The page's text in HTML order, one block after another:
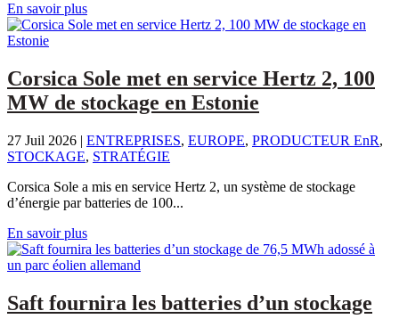
En savoir plus
Corsica Sole met en service Hertz 2, 100
MW de stockage en Estonie
27 Juil 2026 | ENTREPRISES, EUROPE, PRODUCTEUR EnR,
STOCKAGE, STRATÉGIE
Corsica Sole a mis en service Hertz 2, un système de stockage
d’énergie par batteries de 100...
En savoir plus
Saft fournira les batteries d’un stockage